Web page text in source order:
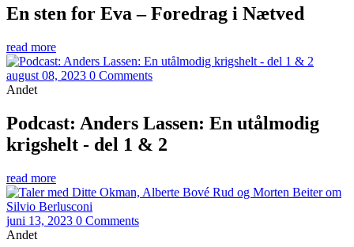
En sten for Eva – Foredrag i Nætved
read more
august 08, 2023 0 Comments
Andet
Podcast: Anders Lassen: En utålmodig
krigshelt - del 1 & 2
read more
juni 13, 2023 0 Comments
Andet